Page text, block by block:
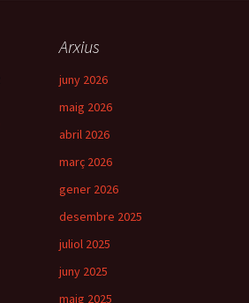
Arxius
juny 2026
maig 2026
abril 2026
març 2026
gener 2026
desembre 2025
juliol 2025
juny 2025
maig 2025